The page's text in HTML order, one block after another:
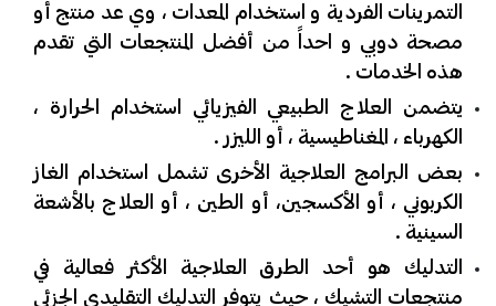
التمرينات الفردية و استخدام المعدات ، وي عد منتج أو
مصحة دوبي و احداً من أفضل المنتجعات التي تقدم
هذه الخدمات .
يتضمن العلاج الطبيعي الفيزيائي استخدام الحرارة ،
الكهرباء ، المغناطيسية ، أو الليزر .
بعض البرامج العلاجية الأخرى تشمل استخدام الغاز
الكربوني ، أو الأكسجين، أو الطين ، أو العلاج بالأشعة
السينية .
التدليك هو أحد الطرق العلاجية الأكثر فعالية في
منتجعات التشيك ، حيث يتوفر التدليك التقليدي الجزئي